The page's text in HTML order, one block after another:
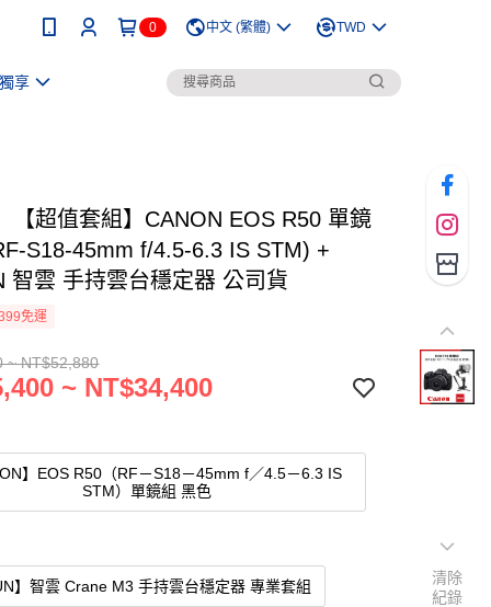
0 中文 (繁體) TWD
享
【超值套組】CANON EOS R50 單鏡
S18-45mm f/4.5-6.3 IS STM) +
智雲 手持雲台穩定器 公司貨
免運
~ NT$52,880
~ NT$34,400
】EOS R50（RF－S18－45mm f／4.5－6.3 IS
STM）單鏡組 黑色
】智雲 Crane M3 手持雲台穩定器 專業套組
清除
紀錄